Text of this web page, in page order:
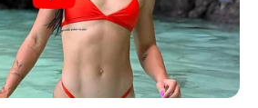
απάτες – Πώς οι επιτήδειοι
τους πολίτες
Καστοριά: Βρήκαν νεκρή από